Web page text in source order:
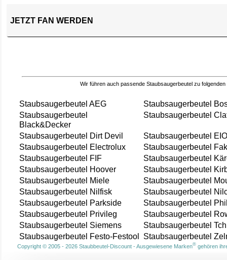
JETZT FAN WERDEN
Wir führen auch passende Staubsaugerbeutel zu folgenden
Staubsaugerbeutel AEG
Staubsaugerbeutel
Staubsaugerbeutel
Black&Decker
Staubsaugerbeutel
Staubsaugerbeutel Dirt Devil
Staubsaugerbeutel
Staubsaugerbeutel Electrolux
Staubsaugerbeutel
Staubsaugerbeutel FIF
Staubsaugerbeutel
Staubsaugerbeutel Hoover
Staubsaugerbeutel
Staubsaugerbeutel Miele
Staubsaugerbeutel
Staubsaugerbeutel Nilfisk
Staubsaugerbeutel
Staubsaugerbeutel Parkside
Staubsaugerbeutel
Staubsaugerbeutel Privileg
Staubsaugerbeutel
Staubsaugerbeutel Siemens
Staubsaugerbeutel
Staubsaugerbeutel Festo-Festool
Staubsaugerbeutel
Copyright © 2005 - 2026 Staubbeutel-Discount - Ausgewiesene Marken®gehören